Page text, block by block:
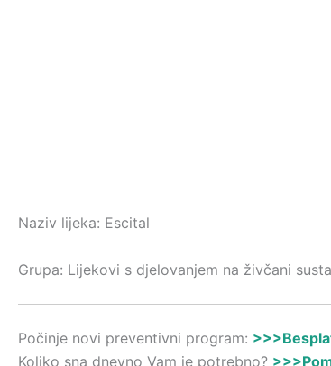
Naziv lijeka: Escital
Grupa: Lijekovi s djelovanjem na živčani
Počinje novi preventivni program:
Koliko sna dnevno Vam je potrebno?